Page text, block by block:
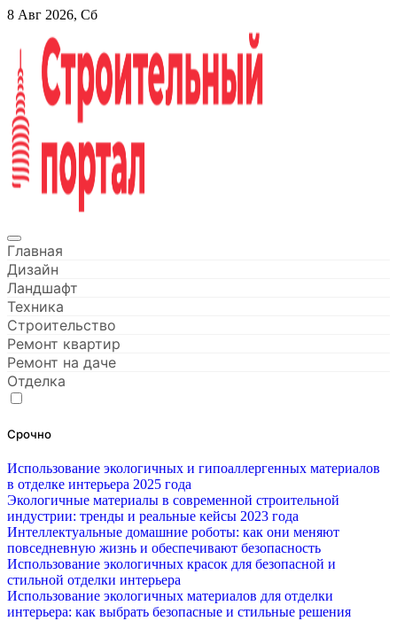
Перейти
содержанию
8 Авг 2026, Сб
Строительный портал
Главная
Дизайн
Ландшафт
Техника
Строительство
Ремонт квартир
Ремонт на даче
Отделка
Срочно
Использование экологичных и гипоаллергенных материалов
в отделке интерьера 2025 года
Экологичные материалы в современной строительной
индустрии: тренды и реальные кейсы 2023 года
Интеллектуальные домашние роботы: как они меняют
повседневную жизнь и обеспечивают безопасность
Использование экологичных красок для безопасной и
стильной отделки интерьера
Использование экологичных материалов для отделки
интерьера: как выбрать безопасные и стильные решения